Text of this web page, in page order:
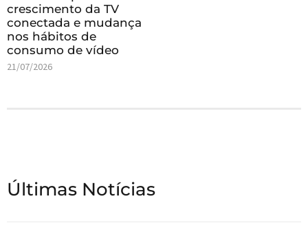
crescimento da TV
conectada e mudança
nos hábitos de
consumo de vídeo
21/07/2026
Últimas Notícias